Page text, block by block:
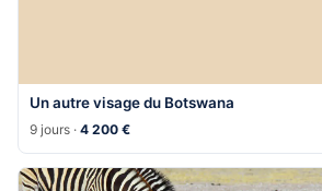
Un autre visage du Botswana
9 jours ·4 200 €